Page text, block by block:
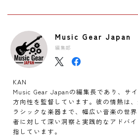
Music Gear Japan
編集部
KAN
Music Gear Japanの編集長であり、サ
方向性を監督しています。彼の情熱は
ラシックな楽器まで、幅広い音楽の世
者に対して深い洞察と実践的なアドバ
指しています。